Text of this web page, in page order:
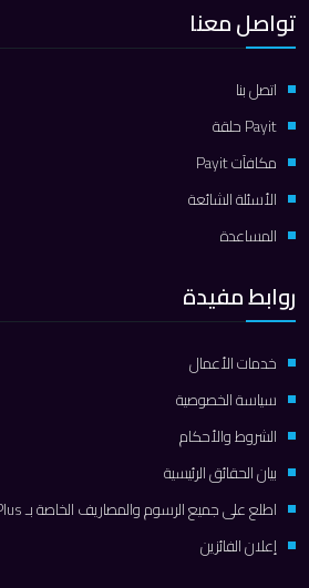
تواصل معنا
اتصل بنا
Payit حلقة
مكافآت Payit
الأسئلة الشائعة
المساعدة
روابط مفيدة
خدمات الأعمال
سياسة الخصوصية
الشروط والأحكام
بيان الحقائق الرئيسية
اطلع على جميع الرسوم والمصاريف الخاصة بـ Payit Plus
إعلان الفائزين